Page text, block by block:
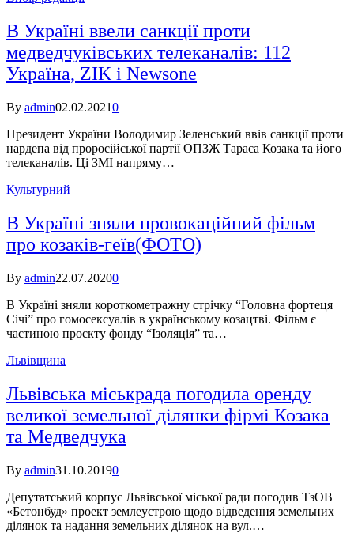
В Україні ввели санкції проти
медведчуківських телеканалів: 112
Україна, ZIK і Newsone
By admin02.02.20210
Президент України Володимир Зеленський ввів санкції проти
нардепа від проросійської партії ОПЗЖ Тараса Козака та його
телеканалів. Ці ЗМІ напряму…
Культурний
В Україні зняли провокаційний фільм
про козаків-геїв(ФОТО)
By admin22.07.20200
В Україні зняли короткометражну стрічку “Головна фортеця
Січі” про гомосексуалів в українському козацтві. Фільм є
частиною проєкту фонду “Ізоляція” та…
Львівщина
Львівська міськрада погодила оренду
великої земельної ділянки фірмі Козака
та Медведчука
By admin31.10.20190
Депутатський корпус Львівської міської ради погодив ТзОВ
«Бетонбуд» проект землеустрою щодо відведення земельних
ділянок та надання земельних ділянок на вул.…